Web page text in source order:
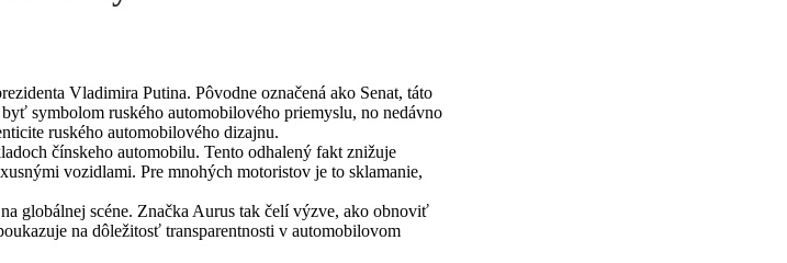
Vladimira Putina. Pôvodne označená ako Senat, táto
symbolom ruského automobilového priemyslu, no nedávno
ruského automobilového dizajnu.
čínskeho automobilu. Tento odhalený fakt znižuje
vozidlami. Pre mnohých motoristov je to sklamanie,
globálnej scéne. Značka Aurus tak čelí výzve, ako obnoviť
na dôležitosť transparentnosti v automobilovom